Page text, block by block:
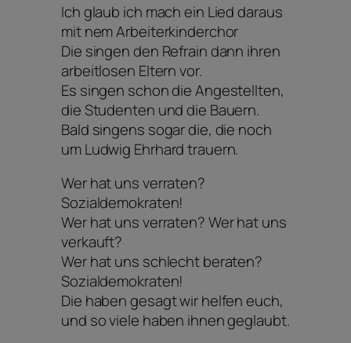
Ich glaub ich mach ein Lied daraus
mit nem Arbeiterkinderchor
Die singen den Refrain dann ihren
arbeitlosen Eltern vor.
Es singen schon die Angestellten,
die Studenten und die Bauern.
Bald singens sogar die, die noch
um Ludwig Ehrhard trauern.
Wer hat uns verraten?
Sozialdemokraten!
Wer hat uns verraten? Wer hat uns
verkauft?
Wer hat uns schlecht beraten?
Sozialdemokraten!
Die haben gesagt wir helfen euch,
und so viele haben ihnen geglaubt.